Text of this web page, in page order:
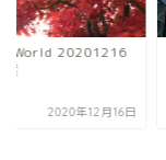
20201216
葉
2020年12月16日